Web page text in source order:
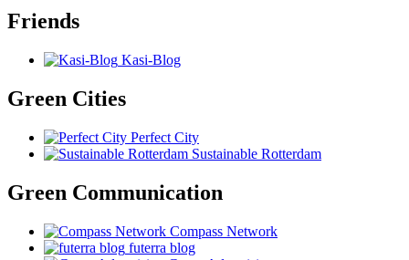
Friends
Kasi-Blog
Green Cities
Perfect City
Sustainable Rotterdam
Green Communication
Compass Network
futerra blog